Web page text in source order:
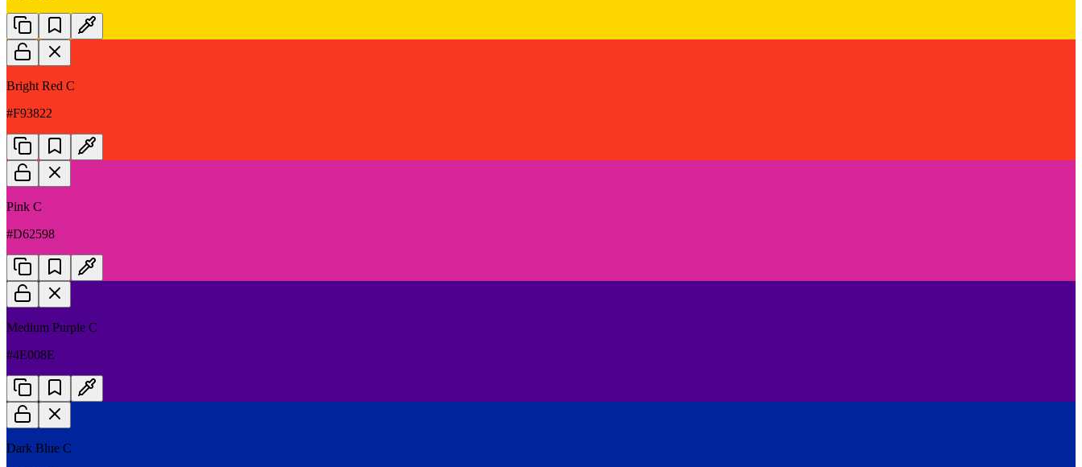
Bright Red C
#F93822
Pink C
#D62598
Medium Purple C
#4E008E
Dark Blue C